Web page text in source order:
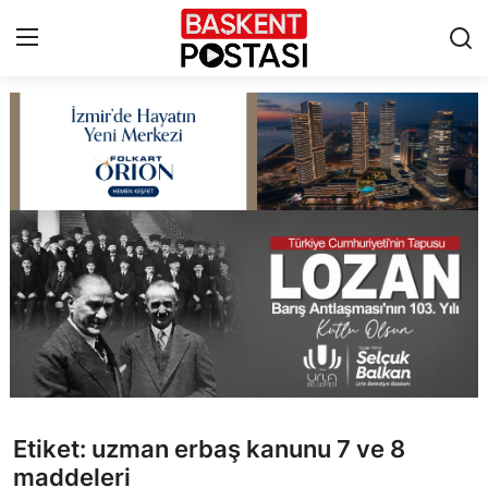
Çerez Politikası
Künye
Ankara
TBMM
Cumhurbaşkanlığı
Etiket: uzman erbaş kanunu 7 ve 8
maddeleri